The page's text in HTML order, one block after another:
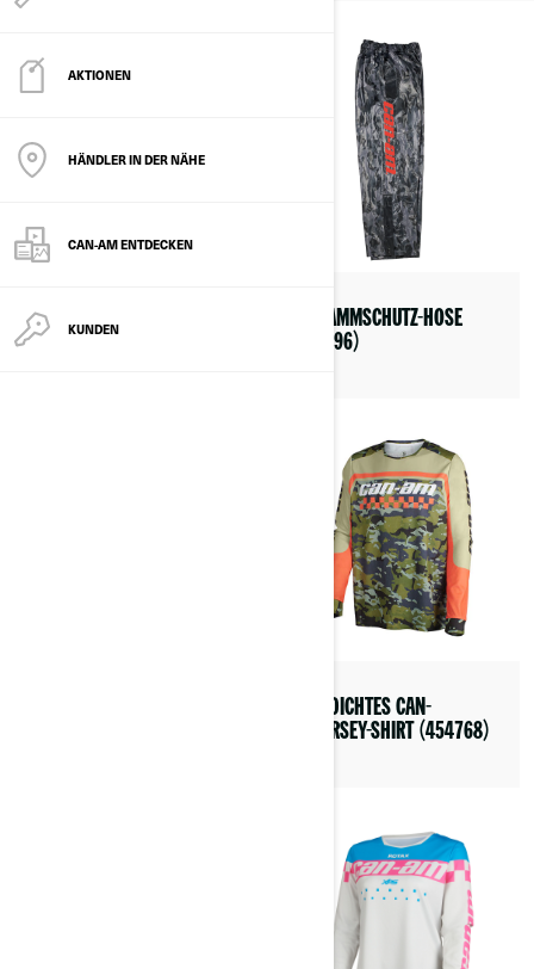
AKTIONEN
HÄNDLER IN DER NÄHE
CAN-AM ENTDECKEN
KUNDEN
PYRA FADE HELM (DOT/ECE)
(9290780201)
SCHLAMMSCHUTZ-HOSE
(286796)
WINDDICHTES CAN-
AM JERSEY-SHIRT (454768)